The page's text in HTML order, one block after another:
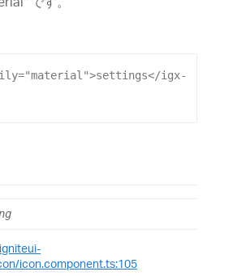
="material">settings</igx-
icon.component.ts:105